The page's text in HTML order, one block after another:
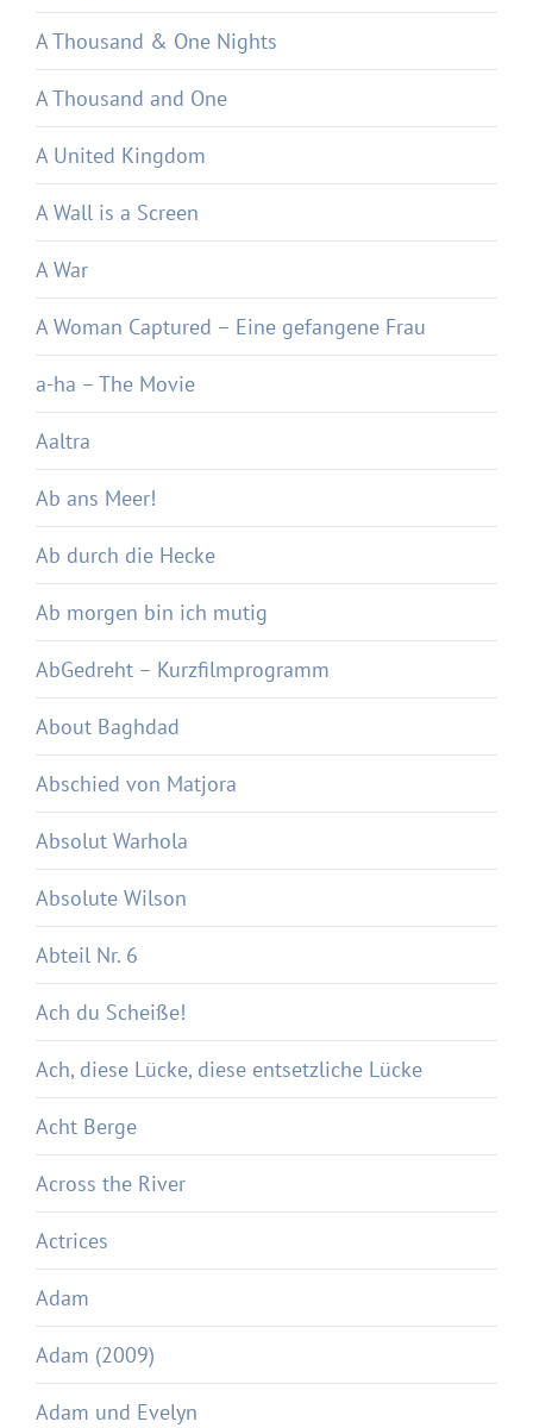
A Thousand & One Nights
A Thousand and One
A United Kingdom
A Wall is a Screen
A War
A Woman Captured – Eine gefangene Frau
a-ha – The Movie
Aaltra
Ab ans Meer!
Ab durch die Hecke
Ab morgen bin ich mutig
AbGedreht – Kurzfilmprogramm
About Baghdad
Abschied von Matjora
Absolut Warhola
Absolute Wilson
Abteil Nr. 6
Ach du Scheiße!
Ach, diese Lücke, diese entsetzliche Lücke
Acht Berge
Across the River
Actrices
Adam
Adam (2009)
Adam und Evelyn